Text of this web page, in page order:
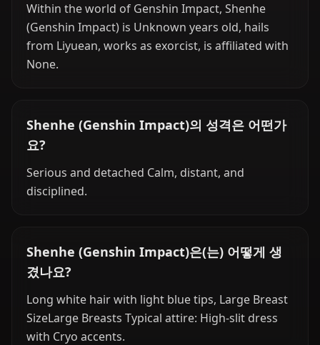
Within the world of Genshin Impact, Shenhe
(Genshin Impact) is Unknown years old, hails
from Liyuean, works as exorcist, is affiliated with
None.
Shenhe (Genshin Impact)의 성격은 어떤가
요?
Serious and detached Calm, distant, and
disciplined.
Shenhe (Genshin Impact)은(는) 어떻게 생
겼나요?
Long white hair with light blue tips, Large Breast
SizeLarge Breasts Typical attire: High-slit dress
with Cryo accents.